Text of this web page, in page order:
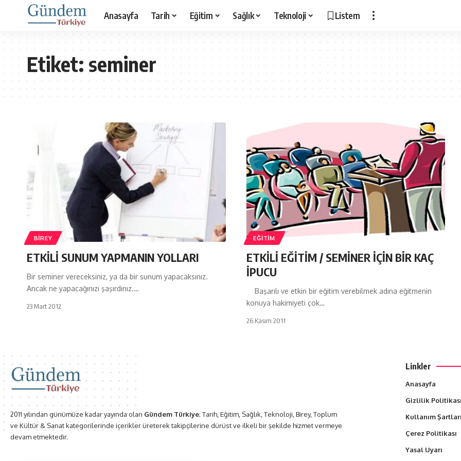
Anasayfa Tarih Eğitim Sağlık Teknoloji Listem
Etiket:seminer
BIREY
ETKİLİ SUNUM YAPMANIN YOLLARI
Bir seminer vereceksiniz, ya da bir sunum yapacaksınız.
Ancak ne yapacağınızı şaşırdınız.…
23 Mart 2012
EĞITIM
ETKİLİ EĞİTİM / SEMİNER İÇİN BİR KAÇ
İPUCU
Başarılı ve etkin bir eğitim verebilmek adına eğitmenin
konuya hakimiyeti çok…
26 Kasım 2011
2011 yılından günümüze kadar yayında olan Gündem Türkiye; Tarih, Eğitim, Sağlık, Teknoloji, Birey, Toplum
ve Kültür & Sanat kategorilerinde içerikler üreterek takipçilerine dürüst ve ilkeli bir şekilde hizmet vermeye
devam etmektedir.
Linkler
Anasayfa
Gizlilik Politikası
Kullanım Şartları
Çerez Politikası
Yasal Uyarı